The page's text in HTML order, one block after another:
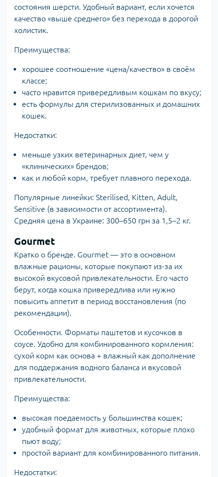
состояния шерсти. Удобный вариант, если хочется
качество «выше среднего» без перехода в дорогой
холистик.
Преимущества:
хорошее соотношение «цена/качество» в своём
классе;
часто нравится привередливым кошкам по вкусу;
есть формулы для стерилизованных и домашних
кошек.
Недостатки:
меньше узких ветеринарных диет, чем у
«клинических» брендов;
как и любой корм, требует плавного перехода.
Популярные линейки: Sterilised, Kitten, Adult,
Sensitive (в зависимости от ассортимента).
Средняя цена в Украине: 300–650 грн за 1,5–2 кг.
Gourmet
Кратко о бренде. Gourmet — это в основном
влажные рационы, которые покупают из-за их
высокой вкусовой привлекательности. Его часто
берут, когда кошка привередлива или нужно
повысить аппетит в период восстановления (по
рекомендации).
Особенности. Форматы паштетов и кусочков в
соусе. Удобно для комбинированного кормления:
сухой корм как основа + влажный как дополнение
для поддержания водного баланса и вкусовой
привлекательности.
Преимущества:
высокая поедаемость у большинства кошек;
удобный формат для животных, которые плохо
пьют воду;
простой вариант для комбинированного питания.
Недостатки: